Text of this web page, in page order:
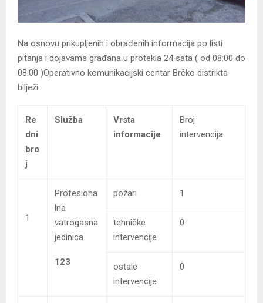
Na osnovu prikupljenih i obrađenih informacija po listi
pitanja i dojavаma građana u protekla 24 sata ( od 08:00 do
08:00 )Operativno komunikacijski centar Brčko distrikta
bilježi:
Re
dni
bro
j
Služba
Vrsta
informacije
Broj
intervencija
1
Profesiona
lna
vatrogasna
jedinica
123
požari 1
tehničke
intervencije
0
ostale
intervencije
0